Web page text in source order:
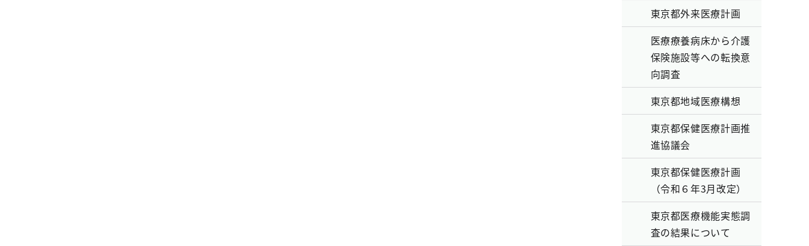
東京都外来医療計画
医療療養病床から介護
保険施設等への転換意
向調査
東京都地域医療構想
東京都保健医療計画推
進協議会
東京都保健医療計画
（令和６年3月改定）
東京都医療機能実態調
査の結果について